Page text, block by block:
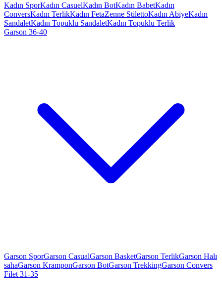
Kadın SporKadın CasuelKadın BotKadın BabetKadın
ConversKadın TerlikKadın FetaZenne StilettoKadın AbiyeKadın
SandaletKadın Topuklu SandaletKadın Topuklu Terlik
Garson 36-40
Garson SporGarson CasualGarson BasketGarson TerlikGarson Halı
sahaGarson KramponGarson BotGarson TrekkingGarson Convers
Filet 31-35